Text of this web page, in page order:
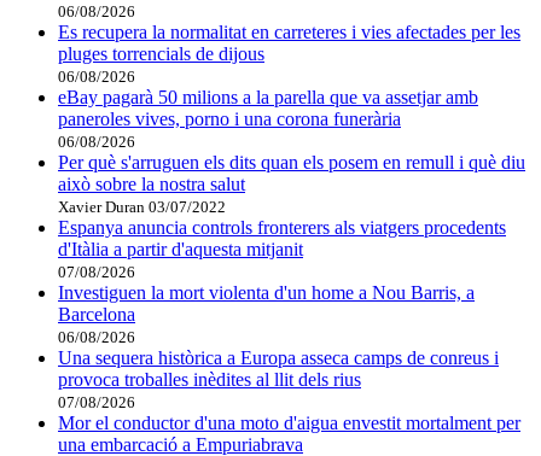
06/08/2026
Es recupera la normalitat en carreteres i vies afectades per les
pluges torrencials de dijous
06/08/2026
eBay pagarà 50 milions a la parella que va assetjar amb
paneroles vives, porno i una corona funerària
06/08/2026
Per què s'arruguen els dits quan els posem en remull i què diu
això sobre la nostra salut
Xavier Duran 03/07/2022
Espanya anuncia controls fronterers als viatgers procedents
d'Itàlia a partir d'aquesta mitjanit
07/08/2026
Investiguen la mort violenta d'un home a Nou Barris, a
Barcelona
06/08/2026
Una sequera històrica a Europa asseca camps de conreus i
provoca troballes inèdites al llit dels rius
07/08/2026
Mor el conductor d'una moto d'aigua envestit mortalment per
una embarcació a Empuriabrava